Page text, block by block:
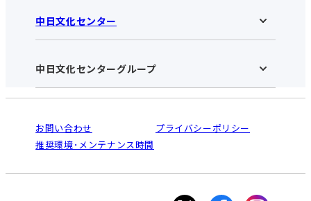
高蔵寺中日文化センターHOME
お知らせ
アクセス･営業時間
お申し込みの流れ
入会と受講のご案内
中日文化センター
中日文化センターHOME
中日文化センターとは
受講規約・会員特典
ご利用ガイド
オンライン講座受講の手順
WEBサイトのよくある質問
中日文化センターグループ
南大高
犬山
高蔵寺
大垣
お問い合わせ
プライバシーポリシー
推奨環境･メンテナンス時間